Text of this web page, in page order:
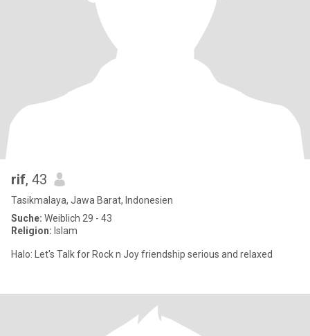
rif, 43
Tasikmalaya, Jawa Barat, Indonesien
Suche: Weiblich 29 - 43
Religion: Islam
Halo: Let's Talk for Rock n Joy friendship serious and relaxed